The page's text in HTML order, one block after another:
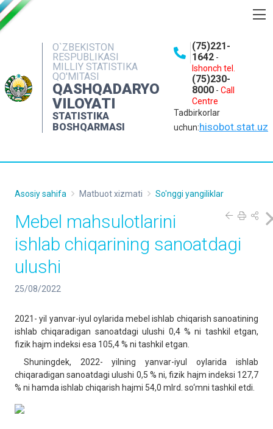
O`ZBEKISTON
RESPUBLIKASI
MILLIY STATISTIKA
QO'MITASI
QASHQADARYO
VILOYATI
STATISTIKA
BOSHQARMASI
(75)221-
1642 -
Ishonch tel.
(75)230-
8000 - Call
Centre
Tadbirkorlar
uchun:hisobot.stat.uz
OCHIQ MA'LUMOTLAR
NASHRLAR
INTERAKTIV XIZMATLAR
MATBUOT XIZMATI
KONTAKTLAR
Asosiy sahifa Matbuot xizmati So'nggi yangiliklar
Mebel mahsulotlarini
ishlab chiqarining sanoatdagi
ulushi
25/08/2022
2021- yil yanvar-iyul oylarida mebel ishlab chiqarish sanoatining
ishlab chiqaradigan sanoatdagi ulushi 0,4 % ni tashkil etgan,
fizik hajm indeksi esa 105,4 % ni tashkil etgan.
Shuningdek, 2022- yilning yanvar-iyul oylarida ishlab
chiqaradigan sanoatdagi ulushi 0,5 % ni, fizik hajm indeksi 127,7
% ni hamda ishlab chiqarish hajmi 54,0 mlrd. so‘mni tashkil etdi.